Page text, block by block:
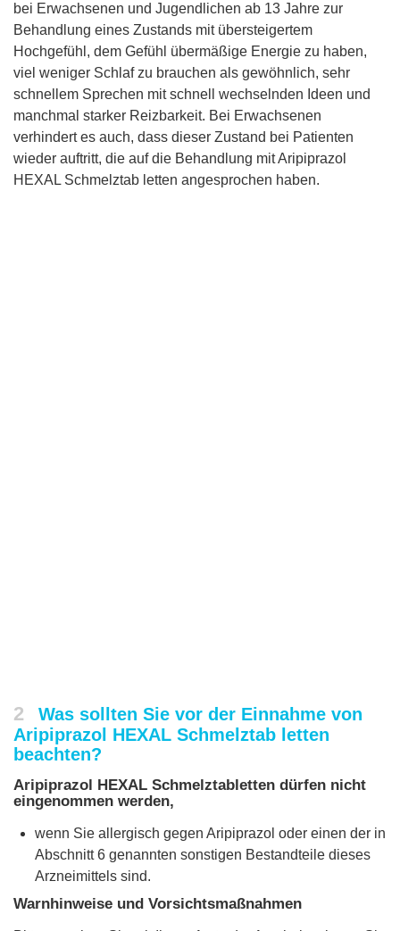
bei Erwachsenen und Jugendlichen ab 13 Jahre zur
Behandlung eines Zustands mit übersteigertem
Hochgefühl, dem Gefühl übermäßige Energie zu haben,
viel weniger Schlaf zu brauchen als gewöhnlich, sehr
schnellem Sprechen mit schnell wechselnden Ideen und
manchmal starker Reizbarkeit. Bei Erwachsenen
verhindert es auch, dass dieser Zustand bei Patienten
wieder auftritt, die auf die Behandlung mit Aripiprazol
HEXAL Schmelztab letten angesprochen haben.
2
Was sollten Sie vor der Einnahme von
Aripiprazol HEXAL Schmelztab letten
beachten?
Aripiprazol HEXAL Schmelztabletten dürfen nicht
eingenommen werden,
wenn Sie allergisch gegen Aripiprazol oder einen der in
Abschnitt 6 genannten sonstigen Bestandteile dieses
Arzneimittels sind.
Warnhinweise und Vorsichtsmaßnahmen